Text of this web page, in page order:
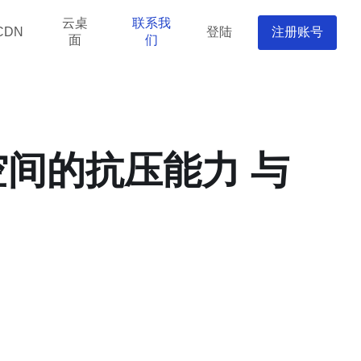
云桌
面
联系我
们
登陆 注册账号
的抗压能力 与